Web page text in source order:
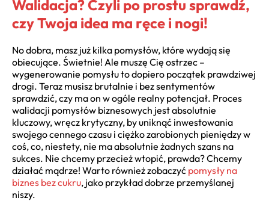
Walidacja? Czyli po prostu sprawdź,
czy Twoja idea ma ręce i nogi!
No dobra, masz już kilka pomysłów, które wydają się
obiecujące. Świetnie! Ale muszę Cię ostrzec –
wygenerowanie pomysłu to dopiero początek prawdziwej
drogi. Teraz musisz brutalnie i bez sentymentów
sprawdzić, czy ma on w ogóle realny potencjał. Proces
walidacji pomysłów biznesowych jest absolutnie
kluczowy, wręcz krytyczny, by uniknąć inwestowania
swojego cennego czasu i ciężko zarobionych pieniędzy w
coś, co, niestety, nie ma absolutnie żadnych szans na
sukces. Nie chcemy przecież wtopić, prawda? Chcemy
działać mądrze! Warto również zobaczyć pomysły na
biznes bez cukru, jako przykład dobrze przemyślanej
niszy.